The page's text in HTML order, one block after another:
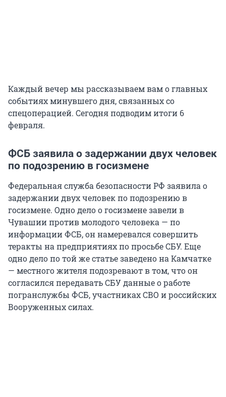
Каждый вечер мы рассказываем вам о главных
событиях минувшего дня, связанных со
спецоперацией. Сегодня подводим итоги 6
февраля.
ФСБ заявила о задержании двух человек
по подозрению в госизмене
Федеральная служба безопасности РФ заявила о
задержании двух человек по подозрению в
госизмене. Одно дело о госизмене завели в
Чувашии против молодого человека — по
информации ФСБ, он намеревался совершить
теракты на предприятиях по просьбе СБУ. Еще
одно дело по той же статье заведено на Камчатке
— местного жителя подозревают в том, что он
согласился передавать СБУ данные о работе
погранслужбы ФСБ, участниках СВО и российских
Вооруженных силах.